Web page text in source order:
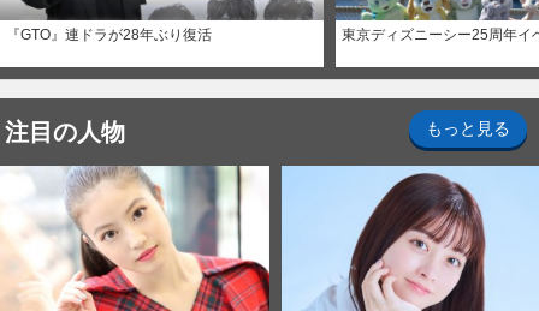
『GTO』連ドラが28年ぶり復活 東京ディズニーシー25周年イ
注目の人物 もっと見る